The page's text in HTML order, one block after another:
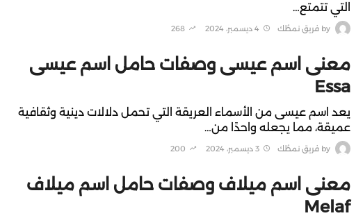
التي تتمتع…
by فريق نمطُك 4 ديسمبر، 2024 268
معنى اسم عيسى وصفات حامل اسم عيسى
Essa
يعد اسم عيسى من الأسماء العريقة التي تحمل دلالات دينية وثقافية
عميقة، مما يجعله واحدًا من…
by فريق نمطُك 3 ديسمبر، 2024 200
معنى اسم ميلاف وصفات حامل اسم ميلاف
Melaf